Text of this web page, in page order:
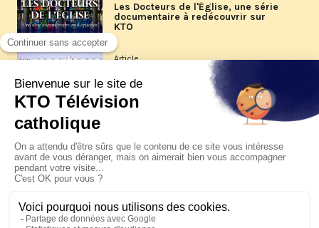
Les Docteurs de l'Église, une série
documentaire à redécouvrir sur
KTO
Article
Les reportages d'été 2026 de KTO
La visite pastorale du pape Léon
XIV à Assise à suivre sur KTO le
jeudi 6 août
Le pape en Uruguay, Argentine et
Pérou du 6 au 17 novembre 2026